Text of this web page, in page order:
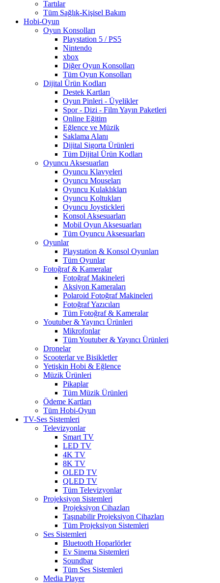
Tartılar
Tüm Sağlık-Kişisel Bakım
Hobi-Oyun
Oyun Konsolları
Playstation 5 / PS5
Nintendo
xbox
Diğer Oyun Konsolları
Tüm Oyun Konsolları
Dijital Ürün Kodları
Destek Kartları
Oyun Pinleri - Üyelikler
Spor - Dizi - Film Yayın Paketleri
Online Eğitim
Eğlence ve Müzik
Saklama Alanı
Dijital Sigorta Ürünleri
Tüm Dijital Ürün Kodları
Oyuncu Aksesuarları
Oyuncu Klavyeleri
Oyuncu Mouseları
Oyuncu Kulaklıkları
Oyuncu Koltukları
Oyuncu Joystickleri
Konsol Aksesuarları
Mobil Oyun Aksesuarları
Tüm Oyuncu Aksesuarları
Oyunlar
Playstation & Konsol Oyunları
Tüm Oyunlar
Fotoğraf & Kameralar
Fotoğraf Makineleri
Aksiyon Kameraları
Polaroid Fotoğraf Makineleri
Fotoğraf Yazıcıları
Tüm Fotoğraf & Kameralar
Youtuber & Yayıncı Ürünleri
Mikrofonlar
Tüm Youtuber & Yayıncı Ürünleri
Dronelar
Scooterlar ve Bisikletler
Yetişkin Hobi & Eğlence
Müzik Ürünleri
Pikaplar
Tüm Müzik Ürünleri
Ödeme Kartları
Tüm Hobi-Oyun
TV-Ses Sistemleri
Televizyonlar
Smart TV
LED TV
4K TV
8K TV
OLED TV
QLED TV
Tüm Televizyonlar
Projeksiyon Sistemleri
Projeksiyon Cihazları
Taşınabilir Projeksiyon Cihazları
Tüm Projeksiyon Sistemleri
Ses Sistemleri
Bluetooth Hoparlörler
Ev Sinema Sistemleri
Soundbar
Tüm Ses Sistemleri
Media Player